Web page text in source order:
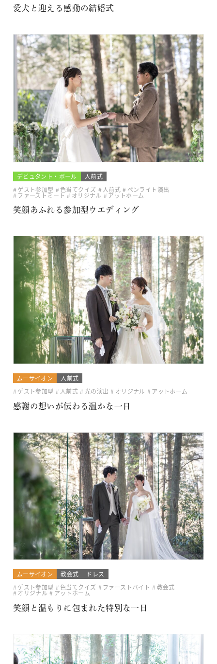
愛犬と迎える感動の結婚式
デビュタント・ボール
人前式
ゲスト参加型
色当てクイズ 人前式 ペンライト演出
ファーストミート オリジナル
アットホーム
笑顔あふれる参加型ウエディング
ムーサイオン
人前式
ゲスト参加型
人前式 光の演出 オリジナル
アットホーム
感謝の想いが伝わる温かな一日
ムーサイオン 教会式
ドレス
ゲスト参加型
色当てクイズ ファーストバイト 教会式
オリジナル
アットホーム
笑顔と温もりに包まれた特別な一日